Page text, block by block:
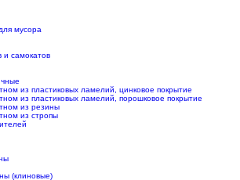
мусора
и самокатов
из пластиковых ламелий, цинковое покрытие
из пластиковых ламелий, порошковое покрытие
из резины
из стропы
(клиновые)